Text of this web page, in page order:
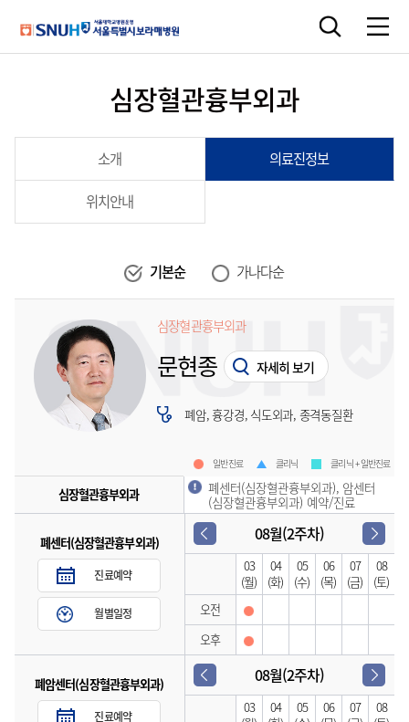
심장혈관흉부외과
소개 의료진정보
위치안내
기본순 가나다순
심장혈관흉부외과
문현종 자세히 보기
폐암, 흉강경, 식도외과, 종격동질환
일반진료 클리닉 클리닉 + 일반진료
심장혈관흉부외과
폐센터(심장혈관흉부외과), 암센터
(심장혈관흉부외과) 예약/진료
폐센터(심장혈관흉부외과)
진료예약
월별일정
08월(2주차)
03
(월)
04
(화)
05
(수)
06
(목)
07
(금)
08
(토)
오전
오후
폐암센터(심장혈관흉부외과)
진료예약
08월(2주차)
03
04
05
06
07
08